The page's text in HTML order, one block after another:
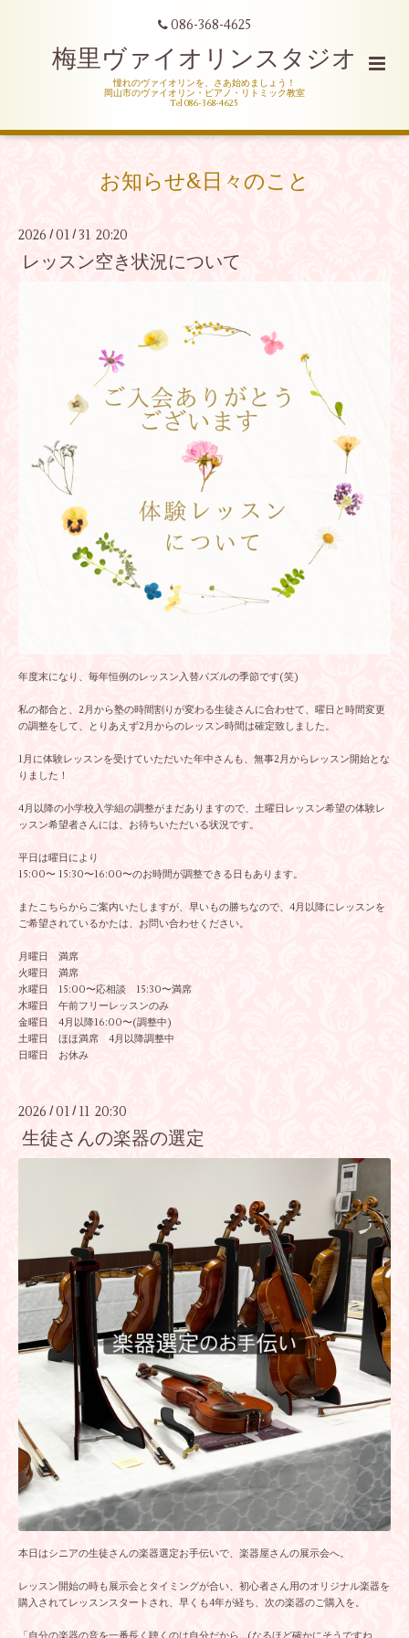
086-368-4625
梅里ヴァイオリンスタジオ
憧れのヴァイオリンを、さあ始めましょう！
岡山市のヴァイオリン・ピアノ・リトミック教室
Tel 086-368-4625
お知らせ&日々のこと
2026 /01 /31 20:20
レッスン空き状況について
年度末になり、毎年恒例のレッスン入替パズルの季節です(笑)
私の都合と、2月から塾の時間割りが変わる生徒さんに合わせて、曜日と時間変更
の調整をして、とりあえず2月からのレッスン時間は確定致しました。
1月に体験レッスンを受けていただいた年中さんも、無事2月からレッスン開始とな
りました！
4月以降の小学校入学組の調整がまだありますので、土曜日レッスン希望の体験レ
ッスン希望者さんには、お待ちいただいる状況です。
平日は曜日により
15:00〜 15:30〜16:00〜のお時間が調整できる日もあります。
またこちらからご案内いたしますが、早いもの勝ちなので、4月以降にレッスンを
ご希望されているかたは、お問い合わせください。
月曜日 満席
火曜日 満席
水曜日 15:00〜応相談 15:30〜満席
木曜日 午前フリーレッスンのみ
金曜日 4月以降16:00〜(調整中)
土曜日 ほほ満席 4月以降調整中
日曜日 お休み
2026 /01 / 11 20:30
生徒さんの楽器の選定
本日はシニアの生徒さんの楽器選定お手伝いで、楽器屋さんの展示会へ。
レッスン開始の時も展示会とタイミングが合い、初心者さん用のオリジナル楽器を
購入されてレッスンスタートされ、早くも4年が経ち、次の楽器のご購入を。